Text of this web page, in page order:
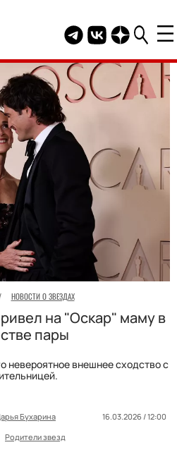
Telegram канал
Группа HELLO
Канал
НОВОСТИ О ЗВЕЗДАХ
на "Оскар" маму в
пары
невероятное внешнее сходство с
Бухарина
16.03.2026 / 12:00
Родители звезд